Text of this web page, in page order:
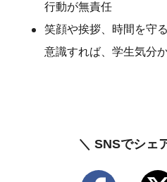
行動が無責任
笑顔や挨拶、時間を守
意識すれば、学生気分
＼ SNSでシェ